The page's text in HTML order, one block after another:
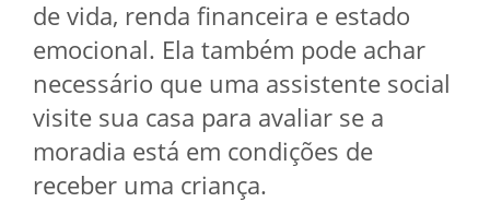
de vida, renda financeira e estado
emocional. Ela também pode achar
necessário que uma assistente social
visite sua casa para avaliar se a
moradia está em condições de
receber uma criança.